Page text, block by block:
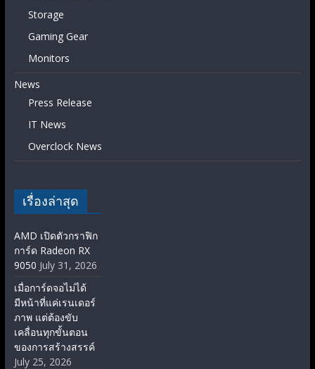
Storage
Gaming Gear
Monitors
News
Press Release
IT News
Overclock News
เรื่องล่าสุด
AMD เปิดตัวกราฟิก
การ์ด Radeon RX
9050 July 31, 2026
เมื่อการ์ดจอไม่ได้
มีหน้าที่แค่เรนเดอร์
ภาพ แต่ต้องขับ
เคลื่อนทุกขั้นตอน
ของการสร้างสรรค์
July 25, 2026